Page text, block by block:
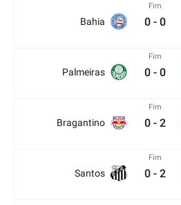
Bahia
Fim
0 - 0
Palmeiras
Fim
0 - 0
Bragantino
Fim
0 - 2
Santos
Fim
0 - 2